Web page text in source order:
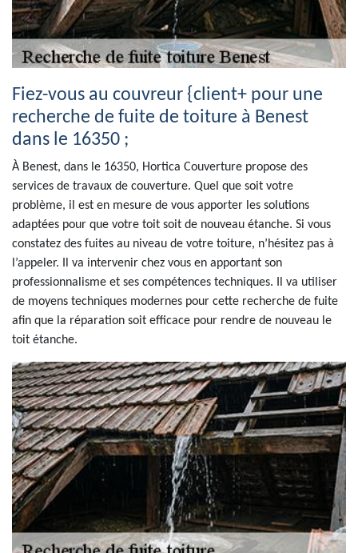
Fiez-vous au couvreur {client+ pour une
recherche de fuite de toiture à Benest
dans le 16350 ;
À Benest, dans le 16350, Hortica Couverture propose des
services de travaux de couverture. Quel que soit votre
problème, il est en mesure de vous apporter les solutions
adaptées pour que votre toit soit de nouveau étanche. Si vous
constatez des fuites au niveau de votre toiture, n’hésitez pas à
l’appeler. Il va intervenir chez vous en apportant son
professionnalisme et ses compétences techniques. Il va utiliser
de moyens techniques modernes pour cette recherche de fuite
afin que la réparation soit efficace pour rendre de nouveau le
toit étanche.